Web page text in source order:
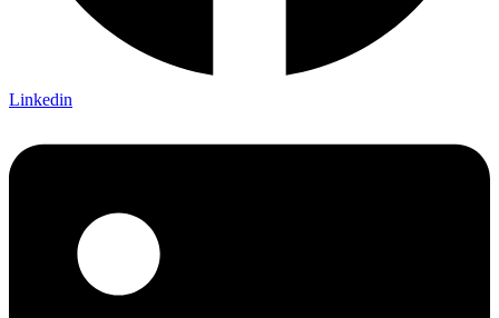
Linkedin